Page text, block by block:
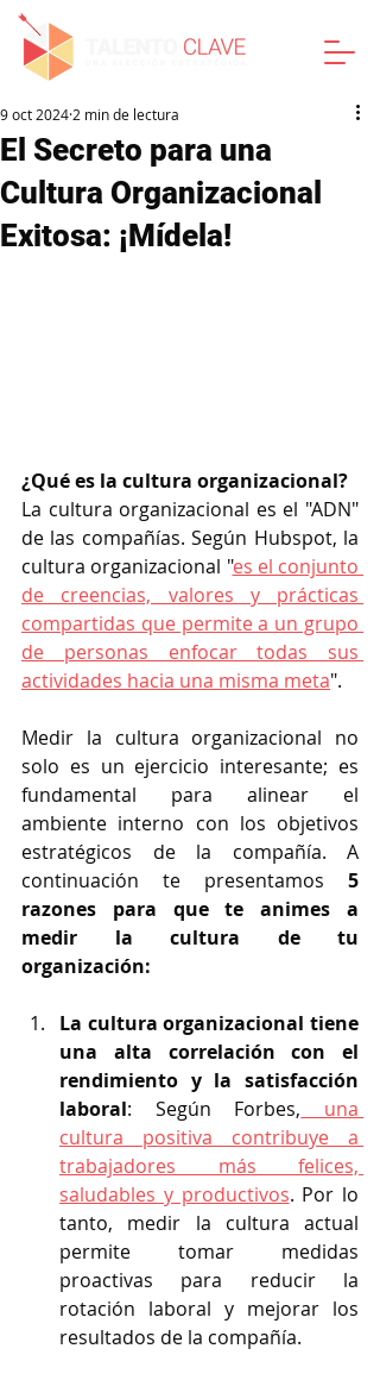
El Secreto para una
Cultura Organizacional
Exitosa: ¡Mídela!
9 oct 2024 2 min de lectura
¿Qué es la cultura organizacional?
La cultura organizacional es el "ADN"
de las compañías. Según Hubspot, la
cultura organizacional "es el conjunto
de creencias, valores y prácticas
compartidas que permite a un grupo
de personas enfocar todas sus
actividades hacia una misma meta".
Medir la cultura organizacional no
solo es un ejercicio interesante; es
fundamental para alinear el
ambiente interno con los objetivos
estratégicos de la compañía. A
continuación te presentamos 5
razones para que te animes a
medir la cultura de tu
organización:
La cultura organizacional tiene
una alta correlación con el
rendimiento y la satisfacción
laboral: Según Forbes, una
cultura positiva contribuye a
trabajadores más felices,
saludables y productivos. Por lo
tanto, medir la cultura actual
permite tomar medidas
proactivas para reducir la
rotación laboral y mejorar los
resultados de la compañía.